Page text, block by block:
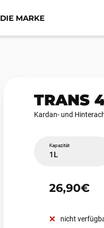
DIE MARKE
TRANS
Kardan- und
Kapazität
1L
26,90€
nicht